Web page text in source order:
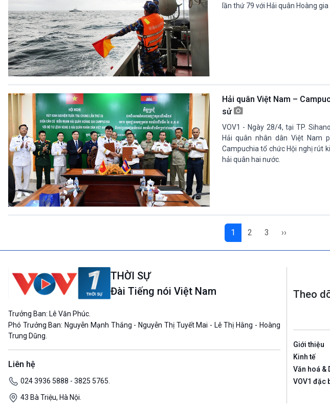
lần thứ 79 với Hải quân Hoàng
Hải quân Việt Nam –
sử
VOV1 - Ngày 28/4, tại TP.
Hải quân nhân dân Việt Nam
Campuchia tổ chức Hội nghị rút
hải quân hai nước.
1 2 3 ››
THỜI SỰ
Đài Tiếng nói Việt Nam
Trưởng Ban: Lê Văn Phúc.
Phó Trưởng Ban: Nguyễn Mạnh Thắng - Nguyễn Thị Tuyết Mai - Lê Thị Hằng - Hoàng
Trung Dũng.
Liên hệ
024 3936 5888 - 3825 5765.
43 Bà Triệu, Hà Nội.
Theo
Giới thiệu
Kinh tế
Văn hoá &
VOV1 đặc